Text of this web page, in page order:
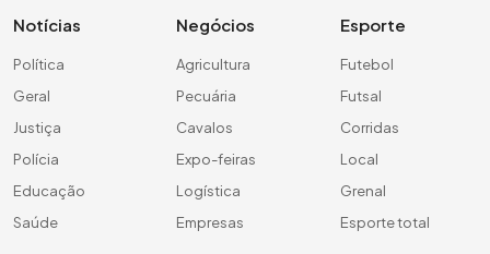
Notícias
Política
Geral
Justiça
Polícia
Educação
Saúde
Negócios
Agricultura
Pecuária
Cavalos
Expo-feiras
Logística
Empresas
Esporte
Futebol
Futsal
Corridas
Local
Grenal
Esporte total